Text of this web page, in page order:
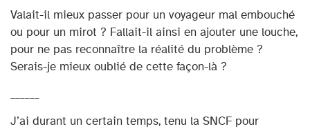
Valait-il mieux passer pour un voyageur mal embouché
ou pour un mirot ? Fallait-il ainsi en ajouter une louche,
pour ne pas reconnaître la réalité du problème ?
Serais-je mieux oublié de cette façon-là ?
J’ai durant un certain temps, tenu la SNCF pour